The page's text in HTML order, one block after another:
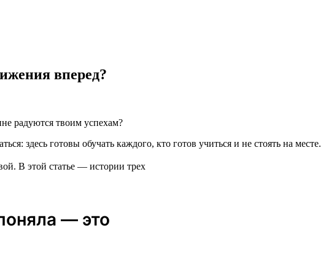
вперед?
радуются твоим успехам?
здесь готовы обучать каждого, кто готов учиться и не стоять на месте.
В этой статье — истории трех
— это